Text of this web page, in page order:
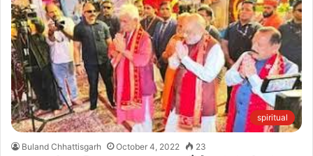
spiritual
Buland Chhattisgarh October 4, 2022 23